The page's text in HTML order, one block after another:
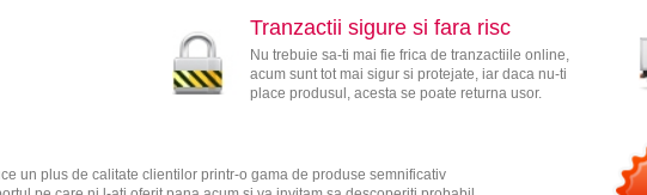
Tranzactii sigure si fara risc
Nu trebuie sa-ti mai fie frica de tranzactiile online,
acum sunt tot mai sigur si protejate, iar daca nu-ti
place produsul, acesta se poate returna usor.
un plus de calitate clientilor printr-o gama de produse semnificativ